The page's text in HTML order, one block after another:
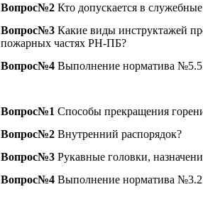
Вопрос№2 Кто допускается в
Вопрос№3 Какие виды инструктажей
пожарных частях РН-ПБ?
Вопрос№4 Выполнение норматива №5.5
Вопрос№1 Способы прекращения
Вопрос№2 Внутренний распорядок?
Вопрос№3 Рукавные головки,
Вопрос№4 Выполнение норматива №3.2